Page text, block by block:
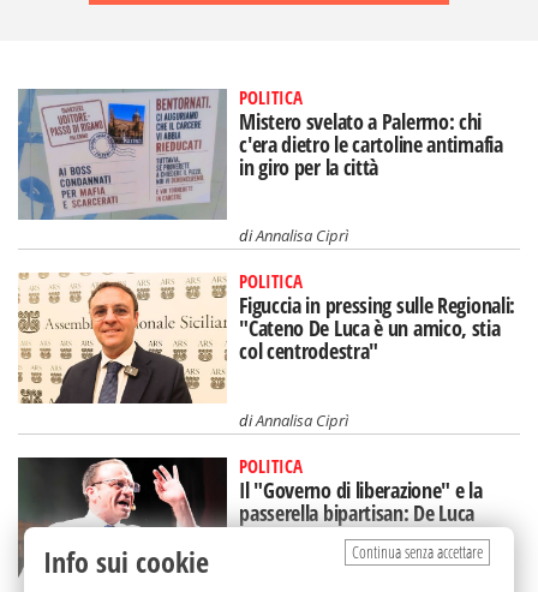
POLITICA
Mistero svelato a Palermo: chi
c'era dietro le cartoline antimafia
in giro per la città
diAnnalisa Ciprì
POLITICA
Figuccia in pressing sulle Regionali:
"Cateno De Luca è un amico, stia
col centrodestra"
diAnnalisa Ciprì
POLITICA
Il "Governo di liberazione" e la
passerella bipartisan: De Luca
alletta destra e sinistra
Continua senza accettare
Info sui cookie